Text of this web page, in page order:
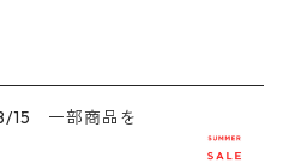
15 一部商品を